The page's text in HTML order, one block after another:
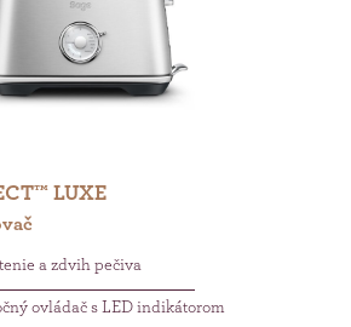
LUXE
a zdvih pečiva
ovládač s LED indikátorom